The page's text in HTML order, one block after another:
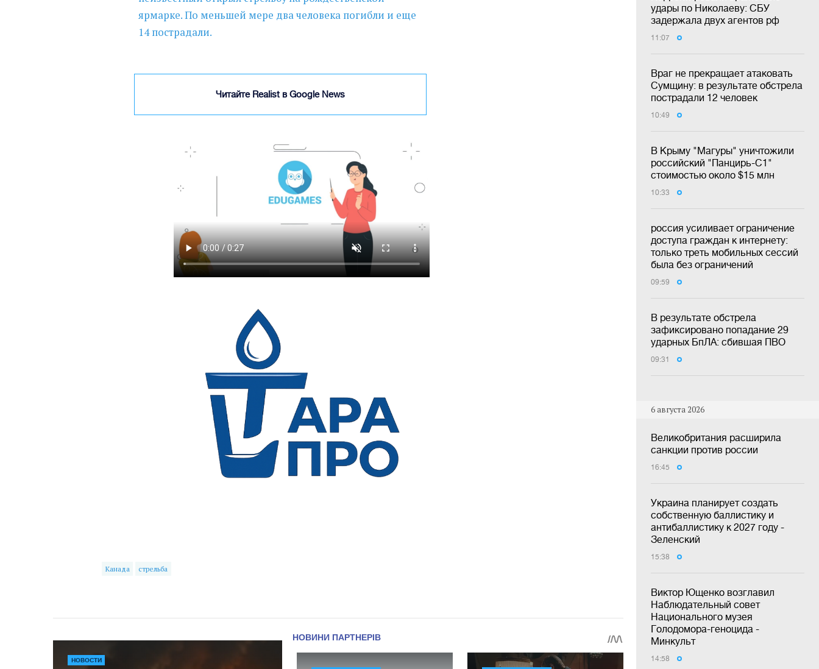
удары по Николаеву: СБУ
задержала двух агентов рф
11:07
Враг не прекращает атаковать
Сумщину: в результате обстрела
пострадали 12 человек
10:49
В Крыму "Магуры" уничтожили
российский "Панцирь-С1"
стоимостью около $15 млн
10:33
россия усиливает ограничение
доступа граждан к интернету:
только треть мобильных сессий
была без ограничений
09:59
В результате обстрела
зафиксировано попадание 29
ударных БпЛА: сбившая ПВО
09:31
6 августа 2026
Великобритания расширила
санкции против россии
16:45
Украина планирует создать
собственную баллистику и
антибаллистику к 2027 году -
Зеленский
15:38
Виктор Ющенко возглавил
Наблюдательный совет
Национального музея
Голодомора-геноцида -
Минкульт
14:58
ярмарке. По меньшей мере два человека погибли и еще
14 пострадали.
Читайте Realist в Google News
Канада стрельба
НОВОСТИ